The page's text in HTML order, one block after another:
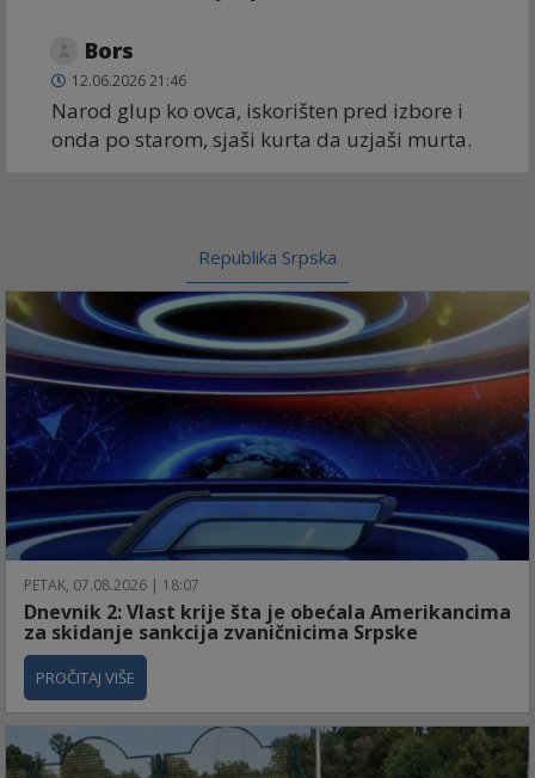
Bors
12.06.2026 21:46
Narod glup ko ovca, iskorišten pred izbore i
onda po starom, sjaši kurta da uzjaši murta.
Republika Srpska
PETAK, 07.08.2026 | 18:07
Dnevnik 2: Vlast krije šta je obećala Amerikancima
za skidanje sankcija zvaničnicima Srpske
PROČITAJ VIŠE